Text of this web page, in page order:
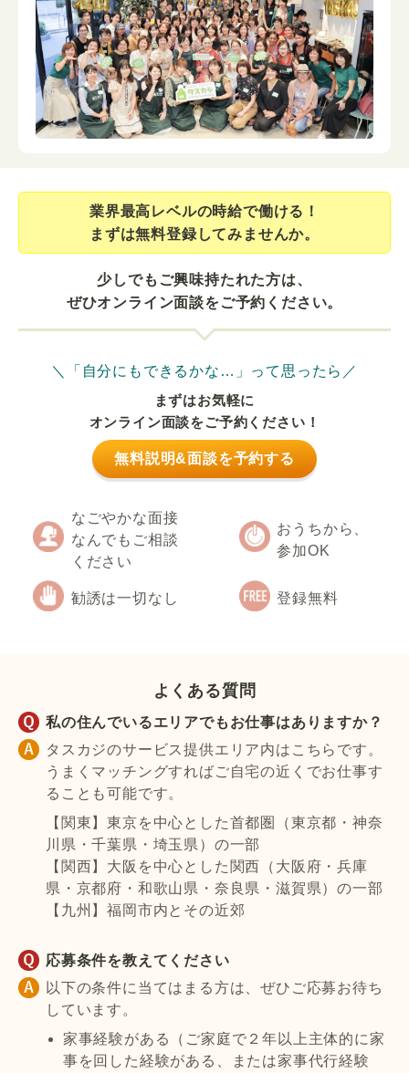
業界最⾼レベルの時給で働ける！
まずは無料登録してみませんか。
少しでもご興味持たれた方は、
ぜひオンライン面談をご予約ください。
＼「自分にもできるかな…」って思ったら／
まずはお気軽に
オンライン面談をご予約ください！
無料説明&面談を予約する
なごやかな面接
なんでもご相談
ください
おうちから、
参加OK
勧誘は一切なし 登録無料
よくある質問
私の住んでいるエリアでもお仕事はありますか？
タスカジのサービス提供エリア内はこちらです。
うまくマッチングすればご自宅の近くでお仕事す
ることも可能です。
【関東】東京を中心とした首都圏（東京都・神奈
川県・千葉県・埼玉県）の一部
【関西】大阪を中心とした関西（大阪府・兵庫
県・京都府・和歌山県・奈良県・滋賀県）の一部
【九州】福岡市内とその近郊
応募条件を教えてください
以下の条件に当てはまる方は、ぜひご応募お待ち
しています。
家事経験がある（ご家庭で２年以上主体的に家
事を回した経験がある、または家事代行経験